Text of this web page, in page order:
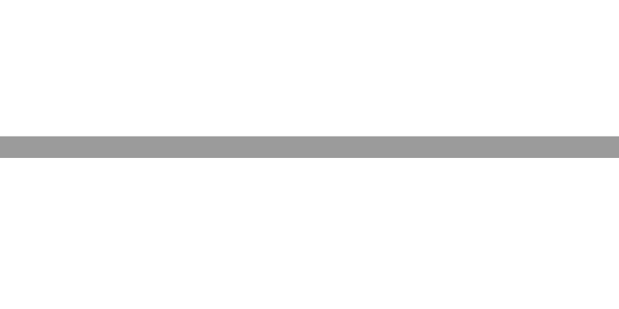
vos Options
de gérer vos paramètres de confidentialité, en garantissant la conformité avec